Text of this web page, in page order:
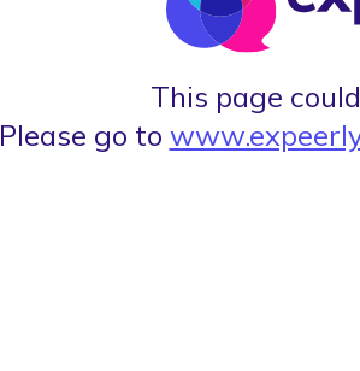
This page
Please go to